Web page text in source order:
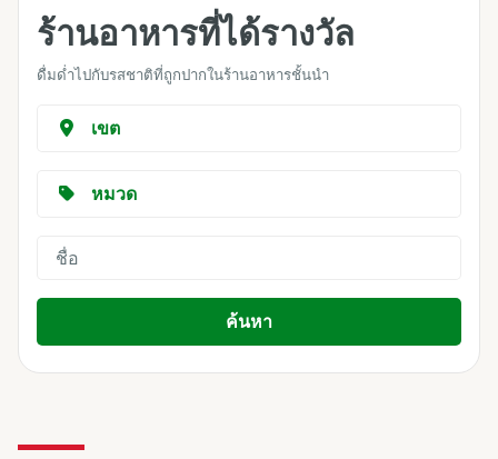
ร้านอาหารที่ได้รางวัล
ดื่มด่ำไปกับรสชาติที่ถูกปากในร้านอาหารชั้นนำ
เขต
หมวด